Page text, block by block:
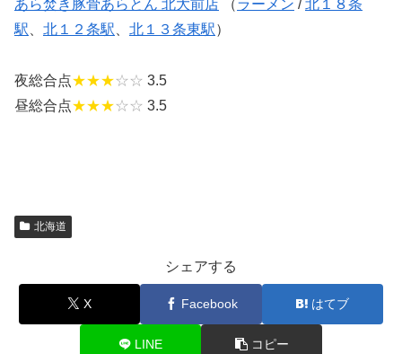
あら焚き豚骨あらとん 北大前店 （ ラーメン / 北１８条
駅
北１２条駅 北１３条東駅）
夜総合点★★★☆☆ 3.5
昼総合点★★★☆☆ 3.5
北海道
シェアする
X Facebook はてブ
LINE コピー